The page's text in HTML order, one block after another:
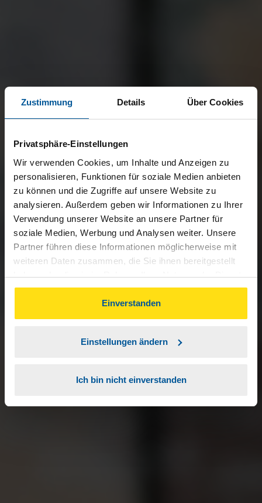
Zustimmung Details Über Cookies
Privatsphäre-Einstellungen
Wir verwenden Cookies, um Inhalte und Anzeigen zu
personalisieren, Funktionen für soziale Medien anbieten
zu können und die Zugriffe auf unsere Website zu
analysieren. Außerdem geben wir Informationen zu Ihrer
Verwendung unserer Website an unsere Partner für
soziale Medien, Werbung und Analysen weiter. Unsere
Partner führen diese Informationen möglicherweise mit
weiteren Daten zusammen, die Sie ihnen bereitgestellt
haben oder die sie im Rahmen Ihrer Nutzung der Dienste
gesammelt haben. Indem Sie auf Einverstanden klicken,
können Sie der Verwendung von Cookies, gemäß
unserer➔ Datenschutzrichtliniezustimmen.
Einverstanden
Einstellungen ändern
Ich bin nicht einverstanden